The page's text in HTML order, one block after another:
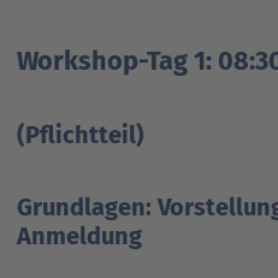
Workshop-Tag 1:
(Pflichtteil)
Grundlagen:
Anmeldung